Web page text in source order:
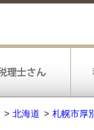
> 北海道 > 札幌市厚